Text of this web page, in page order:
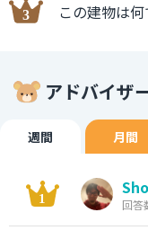
この建物は
アドバイザ
週間 月間
回答